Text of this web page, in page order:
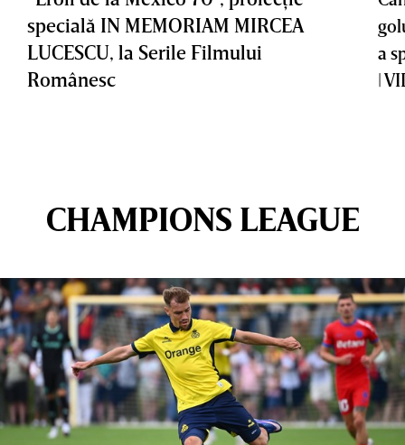
specială IN MEMORIAM MIRCEA
LUCESCU, la Serile Filmului
Românesc
a
|
CHAMPIONS LEAGUE